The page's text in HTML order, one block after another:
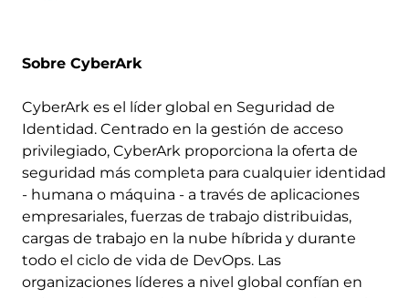
Sobre CyberArk
CyberArk es el líder global en Seguridad de
Identidad. Centrado en la gestión de acceso
privilegiado, CyberArk proporciona la oferta de
seguridad más completa para cualquier identidad
- humana o máquina - a través de aplicaciones
empresariales, fuerzas de trabajo distribuidas,
cargas de trabajo en la nube híbrida y durante
todo el ciclo de vida de DevOps. Las
organizaciones líderes a nivel global confían en